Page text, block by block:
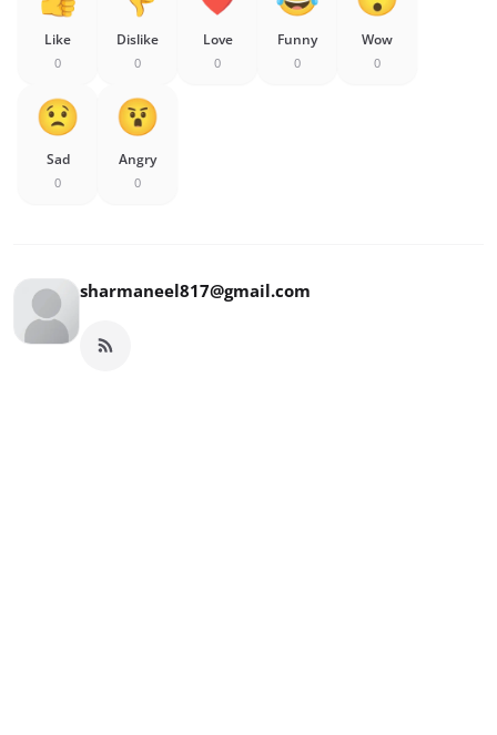
Like
0
Dislike
0
Love
0
Funny
0
Wow
0
Sad
0
Angry
0
sharmaneel817@gmail.com